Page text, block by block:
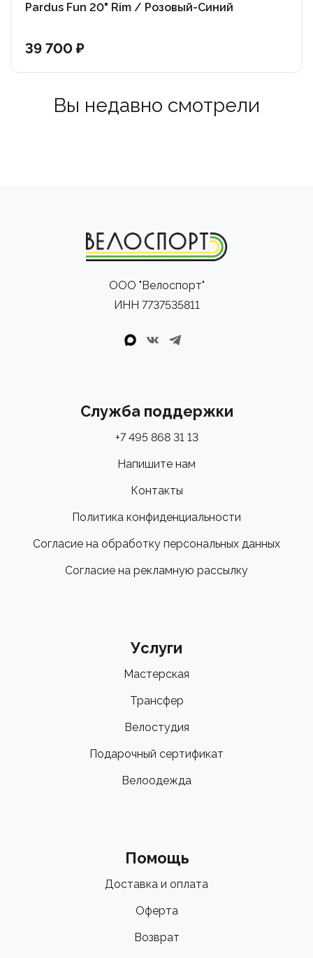
Pardus Fun 20" Rim / Розовый-Синий
39 700 ₽
Вы недавно смотрели
ООО "Велоспорт"
ИНН 7737535811
Служба поддержки
+7 495 868 31 13
Напишите нам
Контакты
Политика конфиденциальности
Согласие на обработку персональных данных
Согласие на рекламную рассылку
Услуги
Мастерская
Трансфер
Велостудия
Подарочный сертификат
Велоодежда
Помощь
Доставка и оплата
Оферта
Возврат